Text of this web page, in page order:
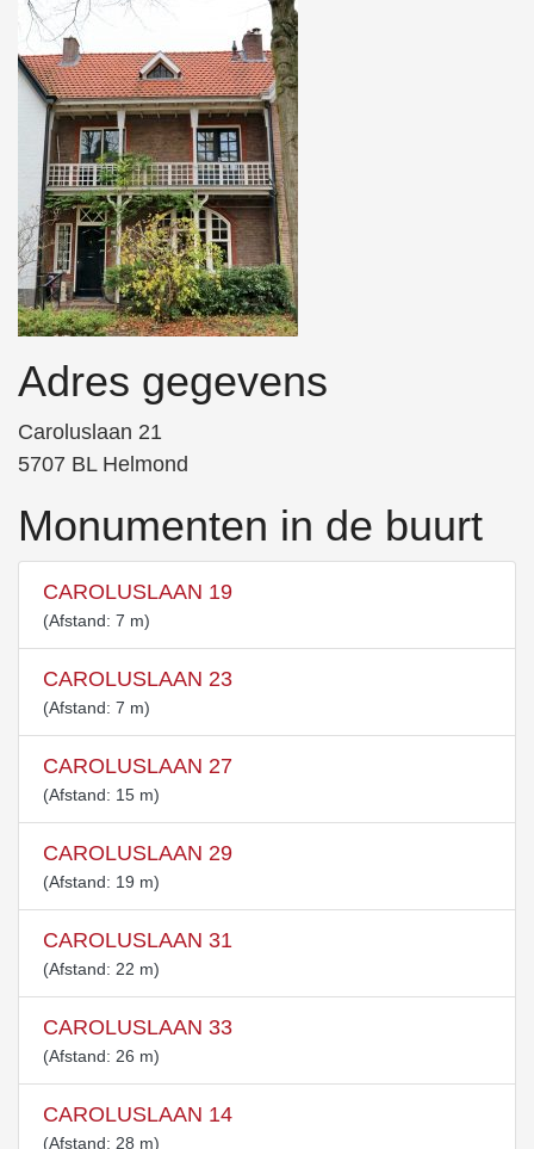
Adres gegevens
Caroluslaan 21
5707 BL Helmond
Monumenten in de buurt
CAROLUSLAAN 19
(Afstand: 7 m)
CAROLUSLAAN 23
(Afstand: 7 m)
CAROLUSLAAN 27
(Afstand: 15 m)
CAROLUSLAAN 29
(Afstand: 19 m)
CAROLUSLAAN 31
(Afstand: 22 m)
CAROLUSLAAN 33
(Afstand: 26 m)
CAROLUSLAAN 14
(Afstand: 28 m)